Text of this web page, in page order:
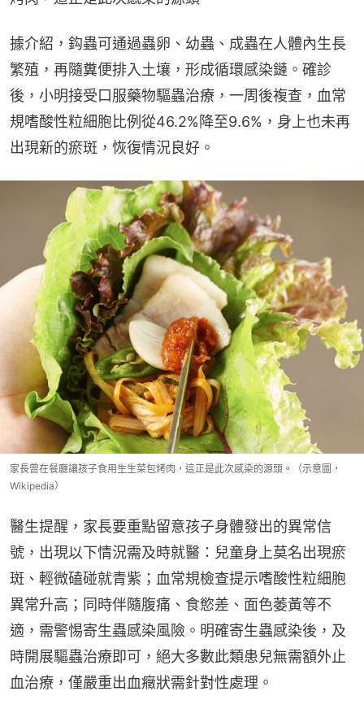
據介紹，鈎蟲可通過蟲卵、幼蟲、成蟲在人體內生長
繁殖，再隨糞便排入土壤，形成循環感染鏈。確診
後，小明接受口服藥物驅蟲治療，一周後複查，血常
規嗜酸性粒細胞比例從46.2%降至9.6%，身上也未再
出現新的瘀斑，恢復情況良好。
家長曾在餐廳讓孩子食用生生菜包烤肉，這正是此次感染的源頭。（示意圖，
Wikipedia）
醫生提醒，家長要重點留意孩子身體發出的異常信
號，出現以下情況需及時就醫：兒童身上莫名出現瘀
斑、輕微磕碰就青紫；血常規檢查提示嗜酸性粒細胞
異常升高；同時伴隨腹痛、食慾差、面色萎黃等不
適，需警惕寄生蟲感染風險。明確寄生蟲感染後，及
時開展驅蟲治療即可，絕大多數此類患兒無需額外止
血治療，僅嚴重出血癥狀需針對性處理。